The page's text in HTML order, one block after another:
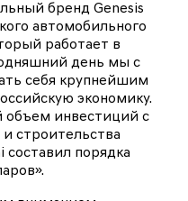
бренд Genesis
автомобильного
работает в
день мы с
себя крупнейшим
экономику.
объем инвестиций с
строительства
составил порядка